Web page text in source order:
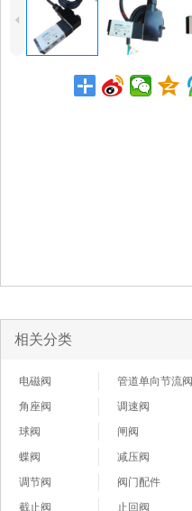
4
相关分类
电磁阀
管道单向节流阀
角座阀
调速阀
球阀
闸阀
蝶阀
减压阀
调节阀
阀门配件
截止阀
止回阀